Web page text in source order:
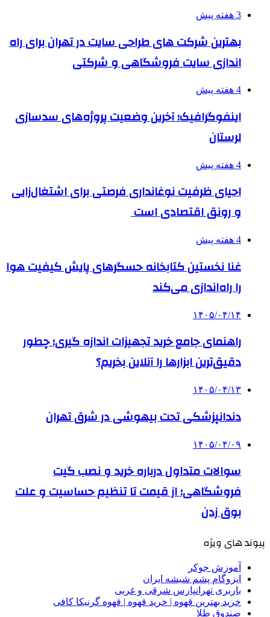
3 هفته پیش
بهترین شرکت های طراحی سایت در تهران برای راه
اندازی سایت فروشگاهی و شرکتی
4 هفته پیش
اینفوگرافیک؛ آخرین وضعیت پروژه‌های سدسازی
لرستان
4 هفته پیش
احیای ظرفیت نوغانداری فرصتی برای اشتغال‌زایی
و رونق اقتصادی است
4 هفته پیش
غنا نخستین کتابخانه حسگرهای پایش کیفیت هوا
را راه‌اندازی می‌کند
۱۴۰۵/۰۴/۱۴
راهنمای جامع خرید تجهیزات اندازه گیری؛ چطور
دقیق‌ترین ابزارها را آنلاین بخریم؟
۱۴۰۵/۰۴/۱۳
دندانپزشکی تحت بیهوشی در شرق تهران
۱۴۰۵/۰۴/۰۹
سوالات متداول درباره خرید و نصب گیت
فروشگاهی؛ از قیمت تا تنظیم حساسیت و علت
بوق زدن
پیوند های ویژه
آموزش جوکر
ایزوگام پشم شیشه ایران
باربری تهرانپارس شرقی و غربی
خرید بهترین قهوه | خرید قهوه | قهوه گرنیکا کافی
صندوق طلا